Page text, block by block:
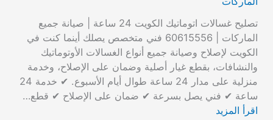
تصليح غسالات اتوماتيك الكويت 24 ساعة | صيانة جميع
الماركات | 60615556 فني متخصص يصلك أينما كنت في
الكويت لإصلاح وصيانة جميع أنواع الغسالات الأوتوماتيك
والنشافات، بقطع غيار أصلية وضمان على الإصلاح، وخدمة
منزلية على مدار 24 ساعة طوال أيام الأسبوع. ✔ خدمة 24
ساعة ✔ فني يصل بسرعة ✔ ضمان على الإصلاح ✔ قطع…
اقرأ المزيد